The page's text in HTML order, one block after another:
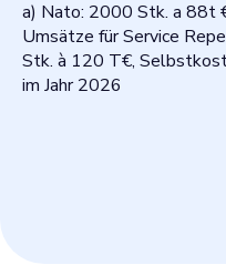
a) Nato: 2000 Stk. a 88t
Umsätze für Service
Stk. à 120 T€,
im Jahr 2026